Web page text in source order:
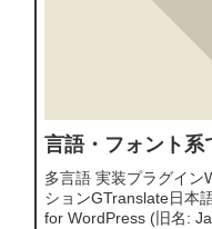
言語・フォント系
多言語 実装プラグイン
ションGTranslate日本
for WordPress (旧名: